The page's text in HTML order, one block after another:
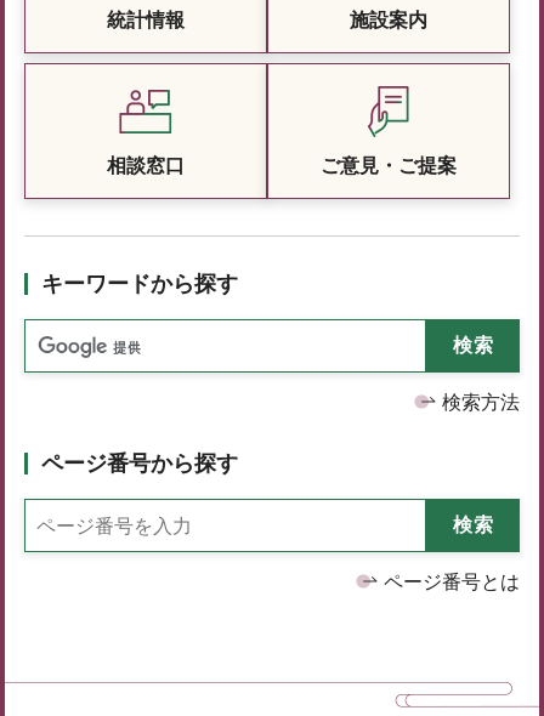
統計情報 施設案内
相談窓口 ご意見・ご提案
キーワードから探す
検索方法
ページ番号から探す
ページ番号とは